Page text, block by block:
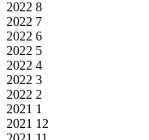
2022 8
2022 7
2022 6
2022 5
2022 4
2022 3
2022 2
2021 1
2021 12